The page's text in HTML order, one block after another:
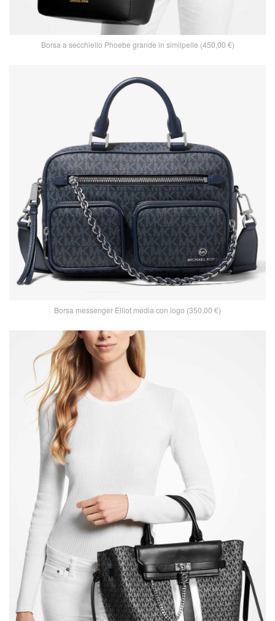
Borsa a secchiello Phoebe grande in similpelle (450,00 €)
Borsa messenger Elliot media con logo (350,00 €)